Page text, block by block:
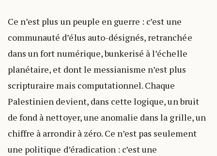
Ce n’est plus un peuple en guerre : c’est une
communauté d’élus auto-désignés, retranchée
dans un fort numérique, bunkerisé à l’échelle
planétaire, et dont le messianisme n’est plus
scripturaire mais computationnel. Chaque
Palestinien devient, dans cette logique, un bruit
de fond à nettoyer, une anomalie dans la grille, un
chiffre à arrondir à zéro. Ce n’est pas seulement
une politique d’éradication : c’est une